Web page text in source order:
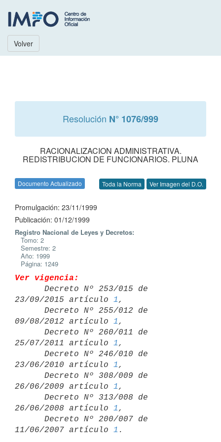
Volver
Resolución N° 1076/999
RACIONALIZACION ADMINISTRATIVA.
REDISTRIBUCION DE FUNCIONARIOS. PLUNA
Documento Actualizado Toda la Norma Ver Imagen del D.O.
Promulgación: 23/11/1999
Publicación: 01/12/1999
Registro Nacional de Leyes y Decretos:
Tomo: 2
Semestre: 2
Año: 1999
Página: 1249
Ver vigencia:
23/09/2015 artículo 1 ,
09/08/2012 artículo 1 ,
25/07/2011 artículo 1 ,
23/06/2010 artículo 1 ,
26/06/2009 artículo 1 ,
26/06/2008 artículo 1 ,
11/06/2007 artículo 1